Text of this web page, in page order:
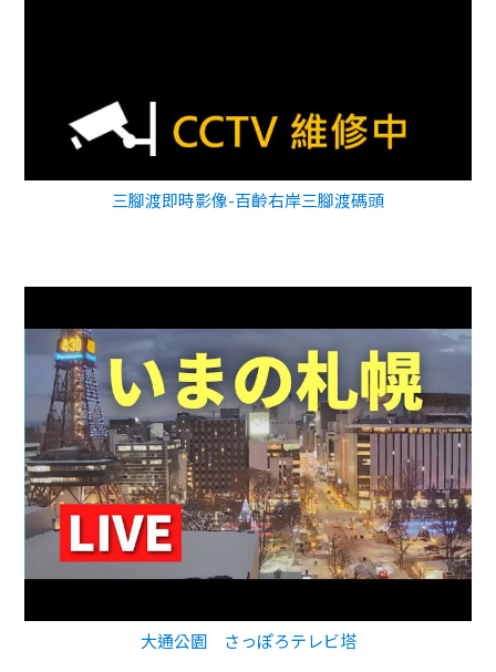
三腳渡即時影像-百齡右岸三腳渡碼頭
大通公園 さっぽろテレビ塔